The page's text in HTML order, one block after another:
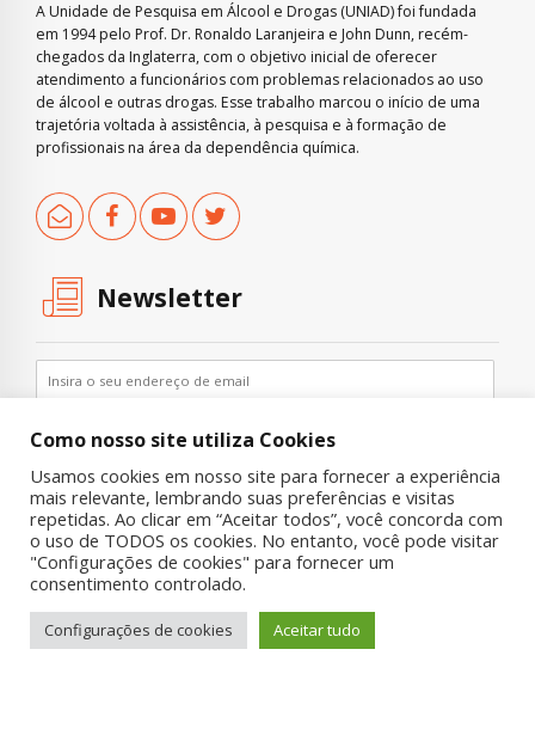
A Unidade de Pesquisa em Álcool e Drogas (UNIAD) foi fundada
em 1994 pelo Prof. Dr. Ronaldo Laranjeira e John Dunn, recém-
chegados da Inglaterra, com o objetivo inicial de oferecer
atendimento a funcionários com problemas relacionados ao uso
de álcool e outras drogas. Esse trabalho marcou o início de uma
trajetória voltada à assistência, à pesquisa e à formação de
profissionais na área da dependência química.
Newsletter
Copyright © 2019 UNIAD – Unidade de Pesquisa em Álcool e Drogas
Quem Somos Nossa História
Onde Procurar Ajuda?
Contato
Como nosso site utiliza Cookies
Usamos cookies em nosso site para fornecer a experiência
mais relevante, lembrando suas preferências e visitas
repetidas. Ao clicar em “Aceitar todos”, você concorda com
o uso de TODOS os cookies. No entanto, você pode visitar
"Configurações de cookies" para fornecer um
consentimento controlado.
Configurações de cookies Aceitar tudo